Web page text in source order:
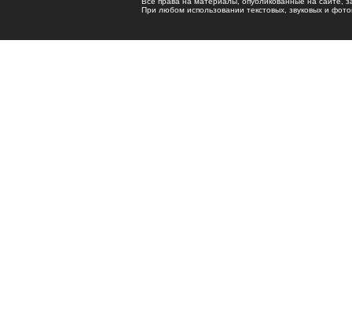
При любом использовании текстовых, звуковых и